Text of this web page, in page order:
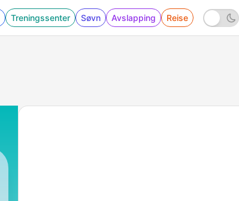
Treningssenter Søvn Avslapping Reise